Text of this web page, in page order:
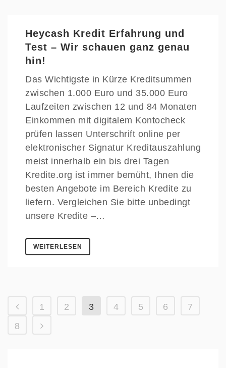
Heycash Kredit Erfahrung und
Test – Wir schauen ganz genau
hin!
Das Wichtigste in Kürze Kreditsummen
zwischen 1.000 Euro und 35.000 Euro
Laufzeiten zwischen 12 und 84 Monaten
Einkommen mit digitalem Kontocheck
prüfen lassen Unterschrift online per
elektronischer Signatur Kreditauszahlung
meist innerhalb ein bis drei Tagen
Kredite.org ist immer bemüht, Ihnen die
besten Angebote im Bereich Kredite zu
liefern. Vergleichen Sie bitte unbedingt
unsere Kredite –…
WEITERLESEN
1 2 3 4 5 6
7
8